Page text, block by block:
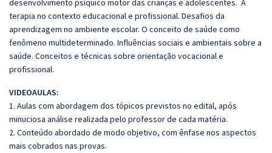
desenvolvimento psíquico motor das crianças e adolescentes. A
terapia no contexto educacional e profissional. Desafios da
aprendizagem no ambiente escolar. O conceito de saúde como
fenômeno multideterminado. Influências sociais e ambientais sobre a
saúde. Conceitos e técnicas sobre orientação vocacional e
profissional.
VIDEOAULAS:
1. Aulas com abordagem dos tópicos previstos no edital, após
minuciosa análise realizada pelo professor de cada matéria.
2. Conteúdo abordado de modo objetivo, com ênfase nos aspectos
mais cobrados nas provas.